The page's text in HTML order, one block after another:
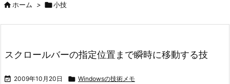
ホーム > 小技
スクロールバーの指定位置まで瞬時に移動する技
 2009年10月20日  Windowsの技術メモ